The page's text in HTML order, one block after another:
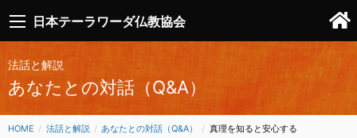
日本テーラワーダ仏教協会
法話と解説
あなたとの対話（Q&A）
HOME 法話と解説 あなたとの対話（Q&A） CURRENT:
真理を知ると安心する